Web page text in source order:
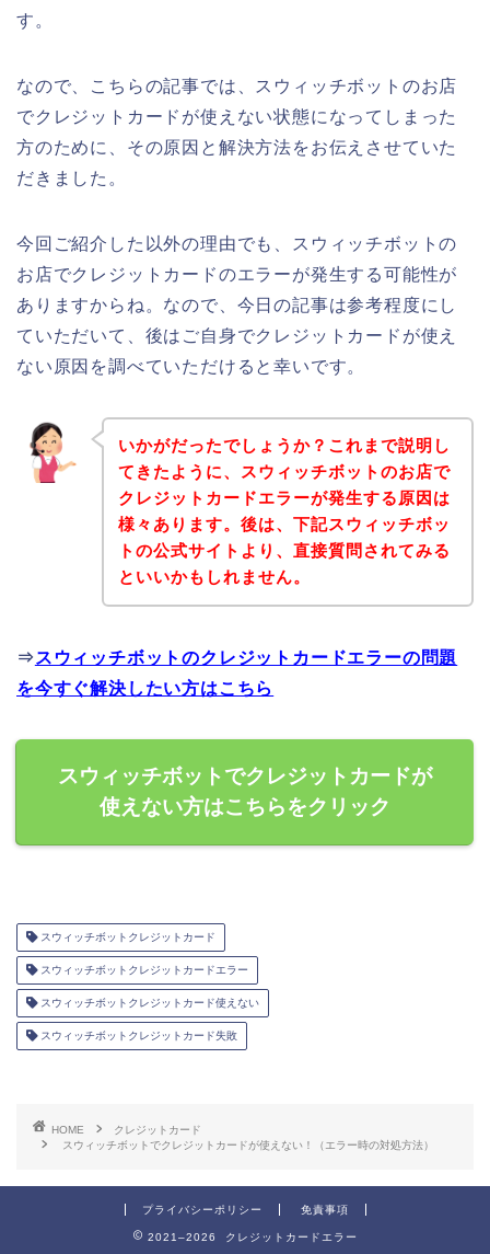
す。
なので、こちらの記事では、スウィッチボットのお店
でクレジットカードが使えない状態になってしまった
方のために、その原因と解決方法をお伝えさせていた
だきました。
今回ご紹介した以外の理由でも、スウィッチボットの
お店でクレジットカードのエラーが発生する可能性が
ありますからね。なので、今日の記事は参考程度にし
ていただいて、後はご自身でクレジットカードが使え
ない原因を調べていただけると幸いです。
いかがだったでしょうか？これまで説明し
てきたように、スウィッチボットのお店で
クレジットカードエラーが発生する原因は
様々あります。後は、下記スウィッチボッ
トの公式サイトより、直接質問されてみる
といいかもしれません。
⇒ スウィッチボットのクレジットカードエラーの問題
を今すぐ解決したい方はこちら
スウィッチボットでクレジットカードが
使えない方はこちらをクリック
スウィッチボットクレジットカード
スウィッチボットクレジットカードエラー
スウィッチボットクレジットカード使えない
スウィッチボットクレジットカード失敗
HOME
クレジットカード
スウィッチボットでクレジットカードが使えない！（エラー時の対処方法）
プライバシーポリシー 免責事項
2021–2026 クレジットカードエラー